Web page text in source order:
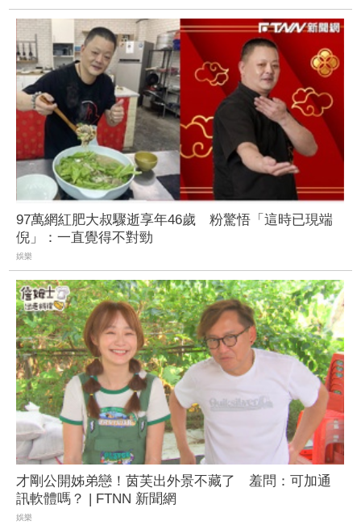
97萬網紅肥大叔驟逝享年46歲 粉驚悟「這時已現端
倪」：一直覺得不對勁
娛樂
才剛公開姊弟戀！茵芙出外景不藏了 羞問：可加通
訊軟體嗎？ | FTNN 新聞網
娛樂